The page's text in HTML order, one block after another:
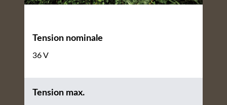
Tension nominale
36 V
Tension max.